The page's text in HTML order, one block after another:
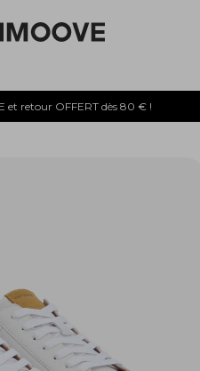
et retour OFFERT dès 80 € !